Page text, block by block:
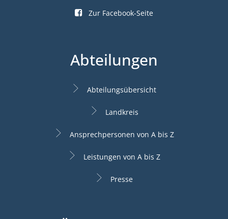
Zur Facebook-Seite
Abteilungen
Abteilungsübersicht
Landkreis
Ansprechpersonen von A bis Z
Leistungen von A bis Z
Presse